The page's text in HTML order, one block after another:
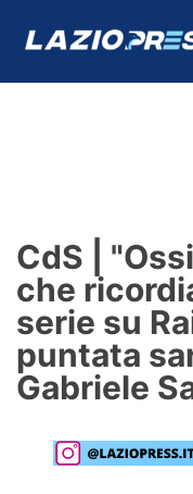
Formello
Infortuni
Primavera
Lazio Women
CdS |
che
serie su
puntata
Gabriele